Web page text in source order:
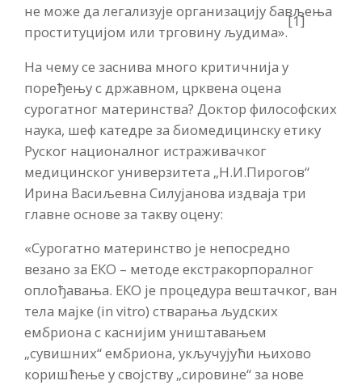
не може да легализује организацију бављења
проституцијом или трговину људима».
[1]
На чему се заснива много критичнија у
поређењу с државном, црквена оцена
сурогатног материнства? Доктор философских
наука, шеф катедре за биомедицинску етику
Руског националног истраживачког
медицинског универзитета „Н.И.Пирогов“
Ирина Васиљевна Силујанова издваја три
главне основе за такву оцену:
«Сурогатно материнство је непосредно
везано за ЕКО – методе екстракорпоралног
оплођавања. ЕКО је процедура вештачког, ван
тела мајке (in vitro) стварања људских
ембриона с каснијим уништавањем
„сувишних“ ембриона, укључујући њихово
коришћење у својству „сировине“ за нове